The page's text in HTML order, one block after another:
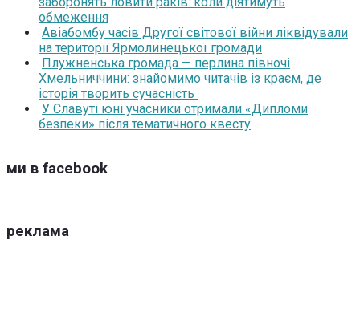
обмеження
Авіабомбу часів Другої світової війни ліквідували
на території Ярмолинецької громади
Плужненська громада — перлина півночі
Хмельниччини: знайомимо читачів із краєм, де
історія творить сучасність
У Славуті юні учасники отримали «Дипломи
безпеки» після тематичного квесту
ми в facebook
реклама